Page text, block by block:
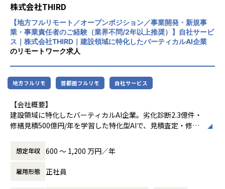
実装まで主体的に推進し、ChatGPTをはじめとする生成AIの
実装案件にも参画できます。
・多様な開発手法（ウォーターフォール、アジャイル、スク
ラム等）をプロジェクトごとに選択できるため、幅広いプロ
ジェクト管理経験を積み、柔軟なスキルアップが可能です。
の激しい市場や先端技術を活用したプロジェクトで即戦力と
して活躍できます。
・クライアント企業のプロジェクトだけでなく、自社開発に
も深く関わることができ、ご自身の意思やアイデアを形にし
やすい環境です。
・「ゆたかな人生のきっかけを」を理念に掲げ、多様な職種
（コンサルタント・エンジニア・デザイナー等）が協働し合
・グループ全体が急成長フェーズにあり、主体的に組織成長
・資格取得支援や書籍購入補助、社内勉強会など、自己成長
株式会社THIRD
【地方フルリモート／オープンポジション／事業開発・新規事
業・事業責任者のご経験（業界不問/2年以上推奨）】自社サービ
ス｜株式会社THIRD｜建設領域に特化したバーティカルAI企業
のリモートワーク求人
地方フルリモ 首都圏フルリモ 自社サービス
【会社概要】
建設領域に特化したバーティカルAI企業。劣化診断2.3億件・
修繕見積500億円/年を学習した特化型AIで、見積査定・修繕
い“実務精度80%以上”を実現し、93兆円市場を根本から変革
します。新規事業開発や事業責任者として、社会インパクト
の大きな挑戦をしたい方を歓迎します。
想定年収 600 〜 1,200 万円／年
雇用形態 正社員